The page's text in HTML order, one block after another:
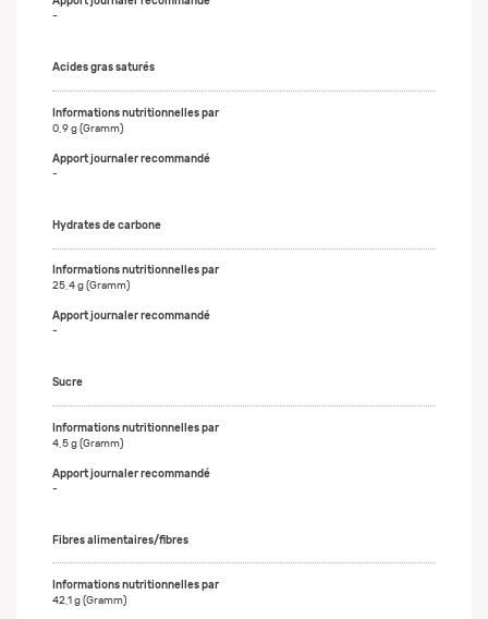
-
Acides gras saturés
0,9 g (Gramm)
-
Hydrates de carbone
25,4 g (Gramm)
-
Sucre
4,5 g (Gramm)
-
Fibres alimentaires/fibres
42,1 g (Gramm)